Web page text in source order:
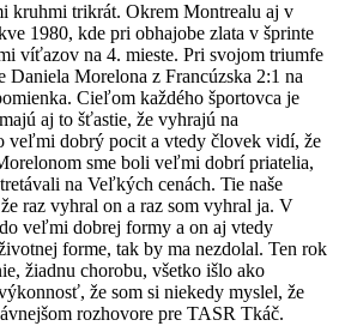
kruhmi trikrát. Okrem Montrealu aj v
1980, kde pri obhajobe zlata v šprinte
víťazov na 4. mieste. Pri svojom triumfe
Morelona z Francúzska 2:1 na
Cieľom každého športovca je
aj to šťastie, že vyhrajú na
veľmi dobrý pocit a vtedy človek vidí, že
sme boli veľmi dobrí priatelia,
na Veľkých cenách. Tie naše
raz vyhral on a raz som vyhral ja. V
veľmi dobrej formy a on aj vtedy
forme, tak by ma nezdolal. Ten rok
žiadnu chorobu, všetko išlo ako
že som si niekedy myslel, že
rozhovore pre TASR Tkáč.